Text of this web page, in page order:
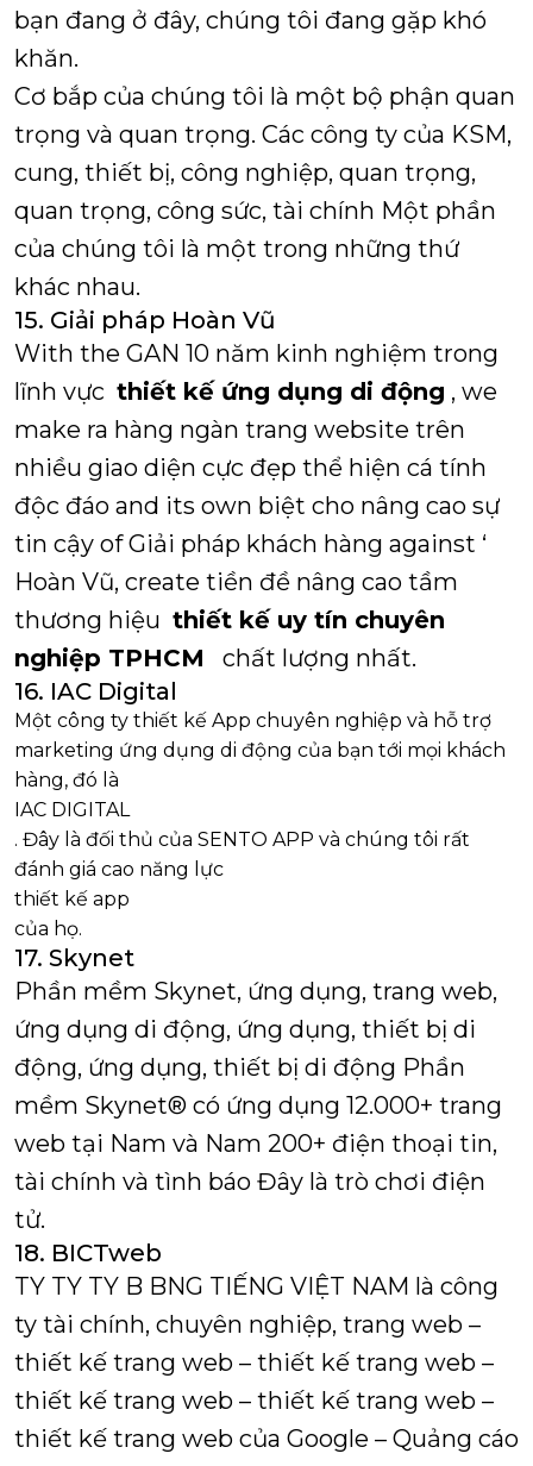
bạn đang ở đây, chúng tôi đang gặp khó
khăn.
Cơ bắp của chúng tôi là một bộ phận quan
trọng và quan trọng. Các công ty của KSM,
cung, thiết bị, công nghiệp, quan trọng,
quan trọng, công sức, tài chính Một phần
của chúng tôi là một trong những thứ
khác nhau.
15. Giải pháp Hoàn Vũ
With the GAN 10 năm kinh nghiệm trong
lĩnh vực thiết kế ứng dụng di động , we
make ra hàng ngàn trang website trên
nhiều giao diện cực đẹp thể hiện cá tính
độc đáo and its own biệt cho nâng cao sự
tin cậy of Giải pháp khách hàng against ‘
Hoàn Vũ, create tiền đề nâng cao tầm
thương hiệu thiết kế uy tín chuyên
nghiệp TPHCM chất lượng nhất.
16. IAC Digital
Một công ty thiết kế App chuyên nghiệp và hỗ trợ
marketing ứng dụng di động của bạn tới mọi khách
hàng, đó là
IAC DIGITAL
. Đây là đối thủ của SENTO APP và chúng tôi rất
đánh giá cao năng lực
thiết kế app
của họ.
17. Skynet
Phần mềm Skynet, ứng dụng, trang web,
ứng dụng di động, ứng dụng, thiết bị di
động, ứng dụng, thiết bị di động Phần
mềm Skynet® có ứng dụng 12.000+ trang
web tại Nam và Nam 200+ điện thoại tin,
tài chính và tình báo Đây là trò chơi điện
tử.
18. BICTweb
TY TY TY B BNG TIẾNG VIỆT NAM là công
ty tài chính, chuyên nghiệp, trang web –
thiết kế trang web – thiết kế trang web –
thiết kế trang web – thiết kế trang web –
thiết kế trang web của Google – Quảng cáo